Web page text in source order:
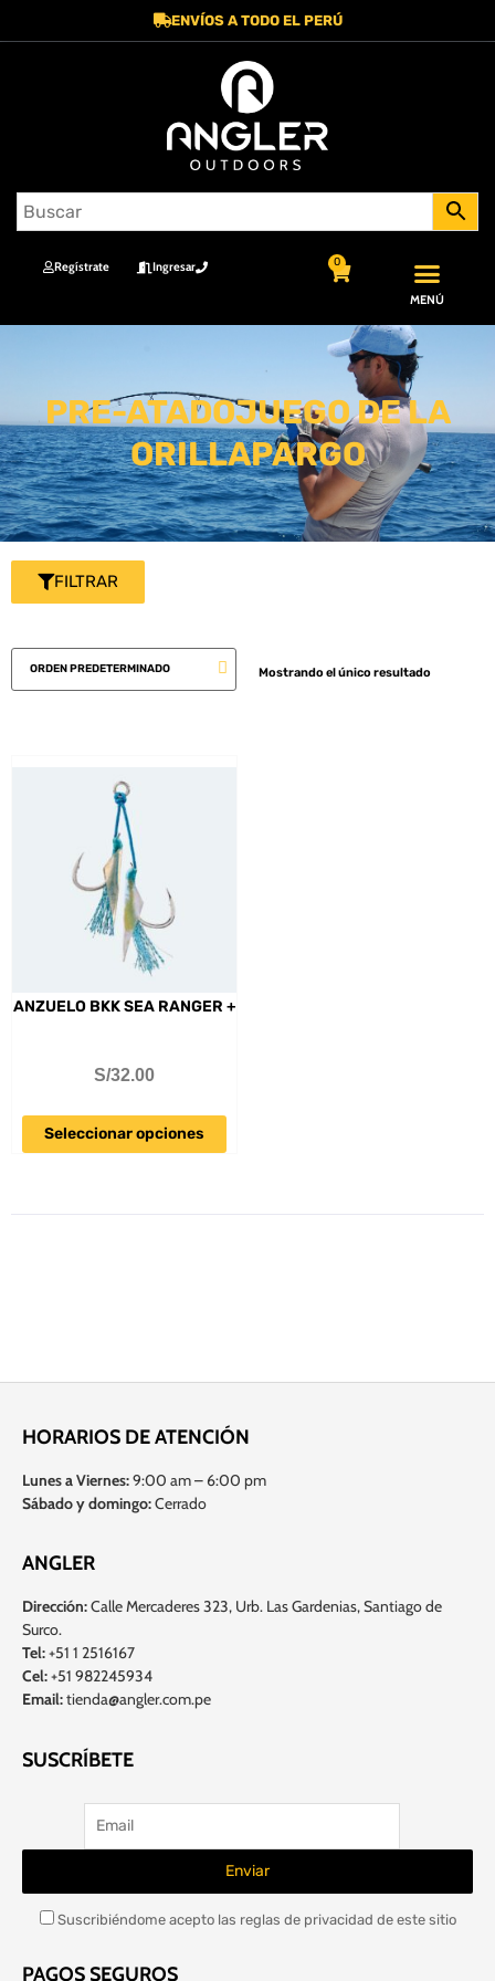
ENVÍOS A TODO EL PERÚ
Regístrate Ingresar 0
MENÚ
PRE-ATADOJUEGO DE LA
ORILLAPARGO
FILTRAR
Mostrando el único resultado
ANZUELO BKK SEA RANGER +
S/32.00
Seleccionar opciones
HORARIOS DE ATENCIÓN
Lunes a Viernes:9:00 am – 6:00 pm
Sábado y domingo:Cerrado
ANGLER
Dirección:Calle Mercaderes 323, Urb. Las Gardenias, Santiago de
Surco.
Tel:+51 1 2516167
Cel:+51 982245934
Email:tienda@angler.com.pe
SUSCRÍBETE
Suscribiéndome acepto las reglas de privacidad de este sitio
PAGOS SEGUROS